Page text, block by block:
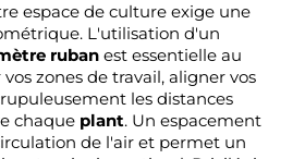
espace de culture exige une
L'utilisation d'un
ruban est essentielle au
zones de travail, aligner vos
les distances
chaque plant. Un espacement
de l'air et permet un